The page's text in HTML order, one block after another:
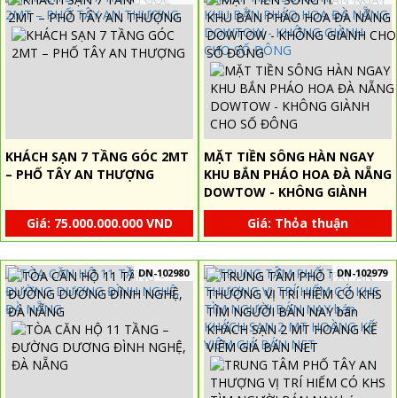
KHÁCH SẠN 7 TẦNG GÓC 2MT
– PHỐ TÂY AN THƯỢNG
Giá: 75.000.000.000 VND
MẶT TIỀN SÔNG HÀN NGAY
KHU BẮN PHÁO HOA ĐÀ NẴNG
DOWTOW - KHÔNG GIÀNH
CHO SỐ ĐÔNG
Giá: Thỏa thuận
DN-102980 DN-102979